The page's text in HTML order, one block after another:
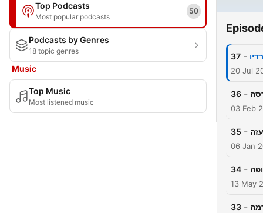
Top Podcasts
Most popular podcasts
50
Podcasts by Genres
18 topic genres
Music
Top Music
Most listened music
37 -
20 Jul
36 -
03 Feb
35 -
06 Jan
34 -
13 May
33 -